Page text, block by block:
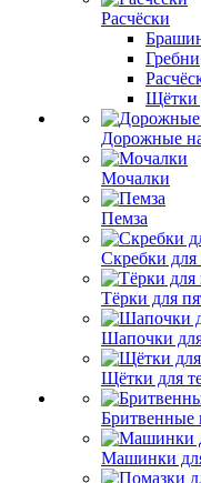
Расчёски
Гребни
Щётки
Дорожные
Мочалки
Пемза
Скребки для
Тёрки для
Шапочки
Щётки для
Бритвенные
Машинки